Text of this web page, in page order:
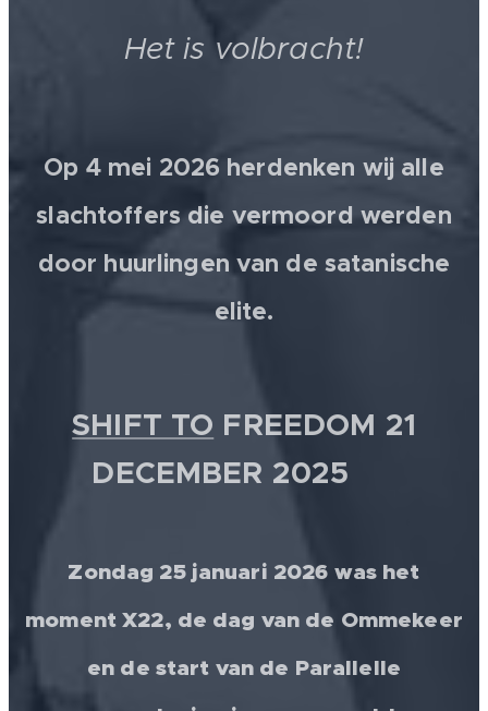
Het is volbracht!
Op 4 mei 2026 herdenken wij alle
slachtoffers die vermoord werden
door huurlingen van de satanische
elite.
SHIFT TO FREEDOM 21
DECEMBER 2025 💫
Zondag 25 januari 2026 was het
moment X22, de dag van de Ommekeer
en de start van de Parallelle